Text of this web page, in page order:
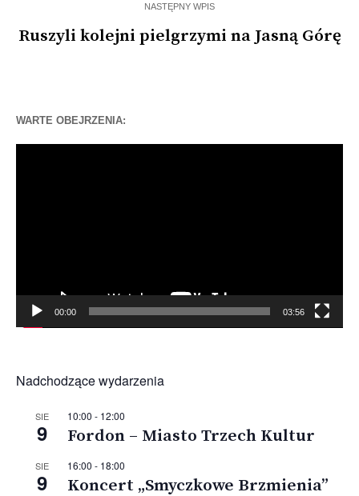
NASTĘPNY WPIS
Ruszyli kolejni pielgrzymi na Jasną Górę
WARTE OBEJRZENIA:
00:00 03:56
Nadchodzące wydarzenia
SIE
9
10:00 - 12:00
Fordon – Miasto Trzech Kultur
SIE
9
16:00 - 18:00
Koncert „Smyczkowe Brzmienia”